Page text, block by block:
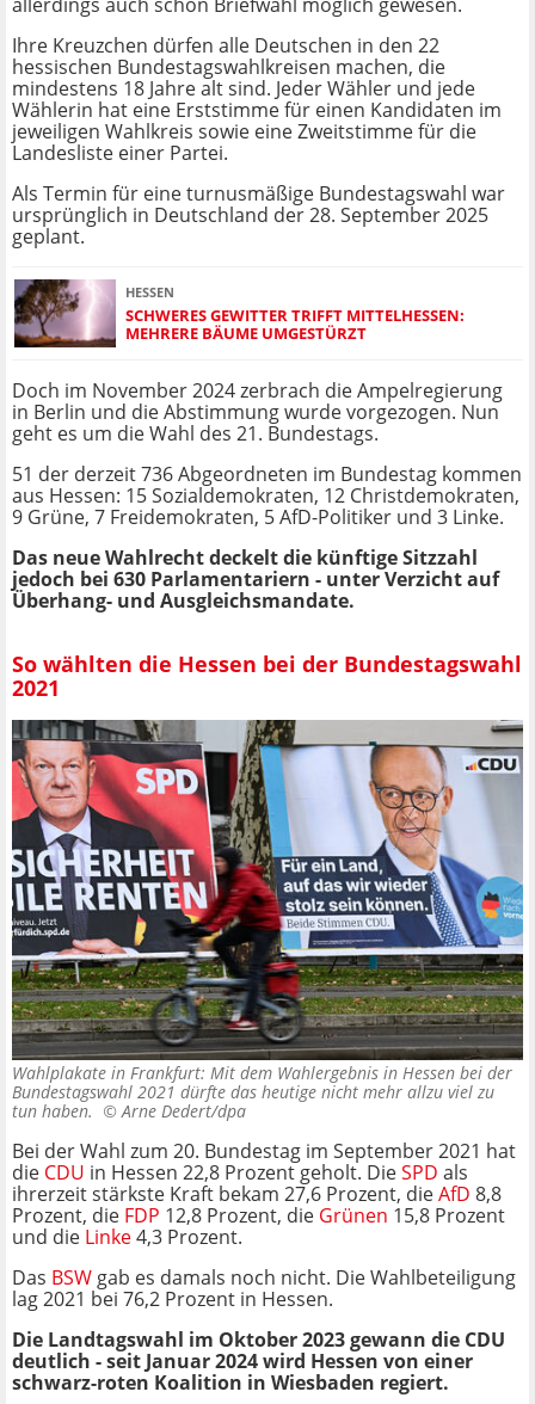
Ihre Kreuzchen dürfen alle Deutschen in den 22
hessischen Bundestagswahlkreisen machen, die
mindestens 18 Jahre alt sind. Jeder Wähler und jede
Wählerin hat eine Erststimme für einen Kandidaten im
jeweiligen Wahlkreis sowie eine Zweitstimme für die
Landesliste einer Partei.
Als Termin für eine turnusmäßige Bundestagswahl war
ursprünglich in Deutschland der 28. September 2025
geplant.
HESSEN
SCHWERES GEWITTER TRIFFT MITTELHESSEN:
MEHRERE BÄUME UMGESTÜRZT
Doch im November 2024 zerbrach die Ampelregierung
in Berlin und die Abstimmung wurde vorgezogen. Nun
geht es um die Wahl des 21. Bundestags.
51 der derzeit 736 Abgeordneten im Bundestag kommen
aus Hessen: 15 Sozialdemokraten, 12 Christdemokraten,
9 Grüne, 7 Freidemokraten, 5 AfD-Politiker und 3 Linke.
Das neue Wahlrecht deckelt die künftige Sitzzahl
jedoch bei 630 Parlamentariern - unter Verzicht auf
Überhang- und Ausgleichsmandate.
So wählten die Hessen bei der Bundestagswahl
2021
Wahlplakate in Frankfurt: Mit dem Wahlergebnis in Hessen bei der
Bundestagswahl 2021 dürfte das heutige nicht mehr allzu viel zu
tun haben. ©Arne Dedert/dpa
Bei der Wahl zum 20. Bundestag im September 2021 hat
die CDU in Hessen 22,8 Prozent geholt. DieSPD als
ihrerzeit stärkste Kraft bekam 27,6 Prozent, dieAfD 8,8
Prozent, die FDP 12,8 Prozent, die Grünen 15,8 Prozent
und die Linke4,3 Prozent.
Das BSWgab es damals noch nicht. Die Wahlbeteiligung
lag 2021 bei 76,2 Prozent in Hessen.
Die Landtagswahl im Oktober 2023 gewann die CDU
deutlich - seit Januar 2024 wird Hessen von einer
schwarz-roten Koalition in Wiesbaden regiert.